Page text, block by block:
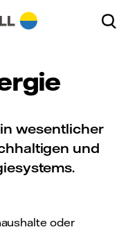
wesentlicher
und
oder